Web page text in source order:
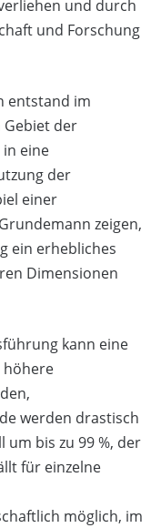
und durch
und Forschung
entstand im
der
eine
der
einer
zeigen,
ein erhebliches
Dimensionen
kann eine
höhere
werden drastisch
um bis zu 99 %, der
für einzelne
möglich, im